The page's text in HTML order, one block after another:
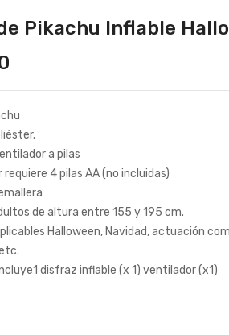
Pikachu Inflable
a pilas
requiere 4 pilas AA (no incluidas)
de altura entre 155 y 195 cm.
Halloween, Navidad, actuación
disfraz inflable (x 1) ventilador (x1)